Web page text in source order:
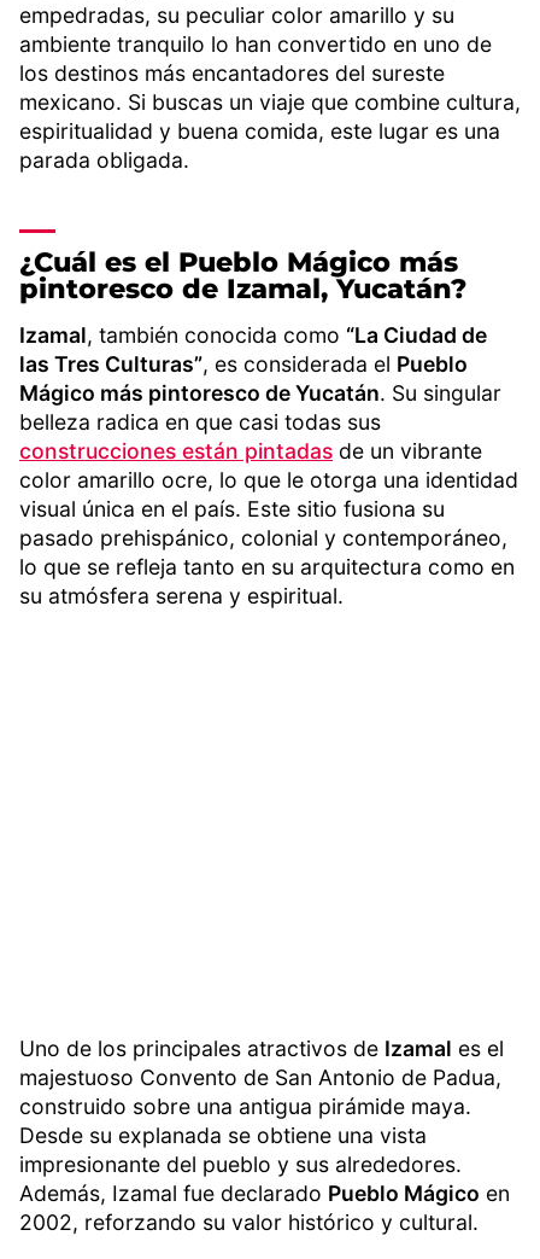
empedradas, su peculiar color amarillo y su
ambiente tranquilo lo han convertido en uno de
los destinos más encantadores del sureste
mexicano. Si buscas un viaje que combine cultura,
espiritualidad y buena comida, este lugar es una
parada obligada.
¿Cuál es el Pueblo Mágico más
pintoresco de Izamal, Yucatán?
Izamal, también conocida como “La Ciudad de
las Tres Culturas”, es considerada el Pueblo
Mágico más pintoresco de Yucatán. Su singular
belleza radica en que casi todas sus
construcciones están pintadas de un vibrante
color amarillo ocre, lo que le otorga una identidad
visual única en el país. Este sitio fusiona su
pasado prehispánico, colonial y contemporáneo,
lo que se refleja tanto en su arquitectura como en
su atmósfera serena y espiritual.
Uno de los principales atractivos de Izamal es el
majestuoso Convento de San Antonio de Padua,
construido sobre una antigua pirámide maya.
Desde su explanada se obtiene una vista
impresionante del pueblo y sus alrededores.
Además, Izamal fue declarado Pueblo Mágico en
2002, reforzando su valor histórico y cultural.